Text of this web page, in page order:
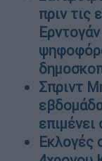
πριν τις
Σπριντ
Εκλογές